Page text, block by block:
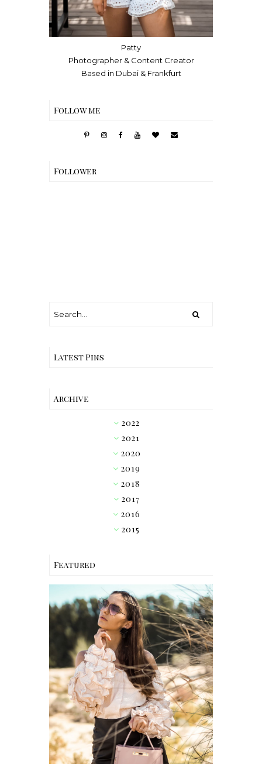
Patty
Photographer & Content Creator
Based in Dubai & Frankfurt
Follow me
Follower
Latest Pins
Archive
►2022
►2021
►2020
►2019
►2018
►2017
►2016
▼2015
Featured
OUTFIT // PINK RUFFLE
BLOUSE W/ HEART
SUNGLASSES